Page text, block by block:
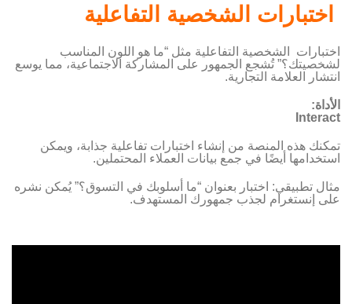
اختبارات الشخصية التفاعلية
اختبارات الشخصية التفاعلية مثل “ما هو اللون المناسب
لشخصيتك؟” تُشجع الجمهور على المشاركة الاجتماعية، مما يوسع
انتشار العلامة التجارية.
الأداة:
Interact
تمكنك هذه المنصة من إنشاء اختبارات تفاعلية جذابة، ويمكن
استخدامها أيضًا في جمع بيانات العملاء المحتملين.
مثال تطبيقي: اختبار بعنوان “ما أسلوبك في التسوق؟” يُمكن نشره
على إنستغرام لجذب جمهورك المستهدف.